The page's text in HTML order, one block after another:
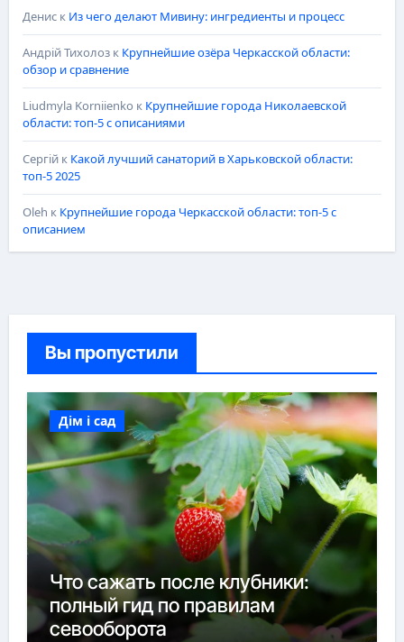
Дениск Из чего делают Мивину: ингредиенты и процесс
Андрій Тихолозк Крупнейшие озёра Черкасской области:
обзор и сравнение
Liudmyla Korniienko к Крупнейшие города Николаевской
области: топ-5 с описаниями
Сергійк Какой лучший санаторий в Харьковской области:
топ-5 2025
Oleh к Крупнейшие города Черкасской области: топ-5 с
описанием
Вы пропустили
Дім і сад
Что сажать после клубники:
полный гид по правилам
севооборота